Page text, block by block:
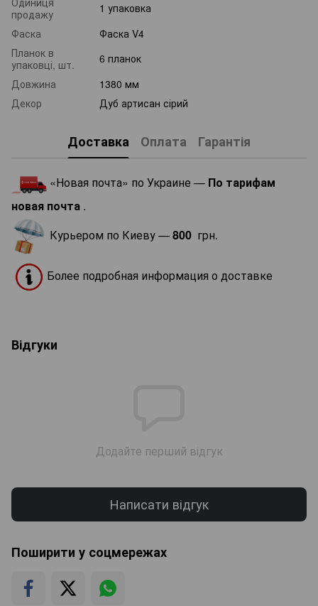
продажу
1 упаковка
Фаска
Фаска V4
Планок в
упаковці, шт.
6 планок
Довжина
1380 мм
Декор
Дуб артисан сірий
Доставка Оплата Гарантія
«Новая почта» по Украине — По тарифам
новая почта .
Курьером по Киеву —800 грн.
Более подробная информация о доставке
Відгуки
Додайте перший відгук
Написати відгук
Поширити у соцмережах